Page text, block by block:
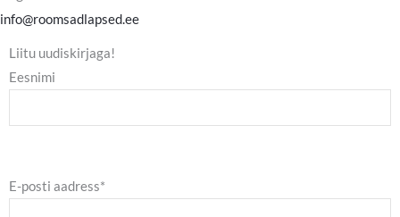
o
k
r
a
m
info@roomsadlapsed.ee
Liitu uudiskirjaga!
Eesnimi
E-posti aadress*